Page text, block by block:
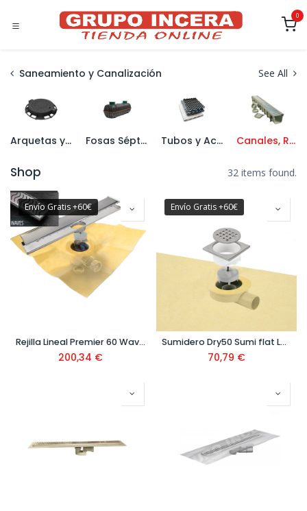
0
Saneamiento y Canalización See All
Arquetas y Tapas Fosas Sépticas Tubos y Accesorios de PVC Canales, Rejillas y Sumideros
Shop 32 items found.
Envío Gratis +60€
Rejilla Lineal Premier 60 Waves Dry-50
200,34 €
Envío Gratis +60€
Sumidero Dry50 Sumi flat Luxe 144
70,79 €